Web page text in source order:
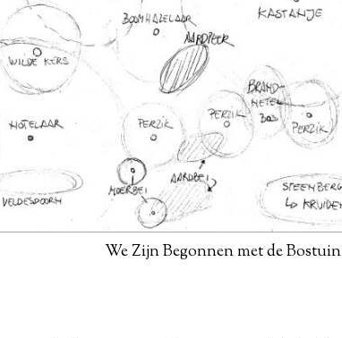
We Zijn Begonnen met de Bostuin